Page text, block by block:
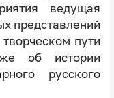
ведущая
представлений
пути
об истории
русского